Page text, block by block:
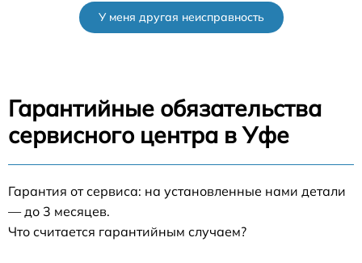
У меня другая неисправность
Гарантийные обязательства
сервисного центра в Уфе
Гарантия от сервиса: на установленные нами детали
— до 3 месяцев.
Что считается гарантийным случаем?